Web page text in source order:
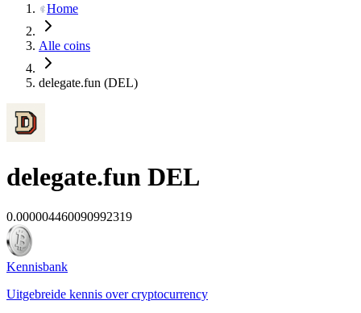
Home
Alle coins
delegate.fun (DEL)
delegate.fun DEL
0.000004460090992319
Kennisbank
Uitgebreide kennis over cryptocurrency